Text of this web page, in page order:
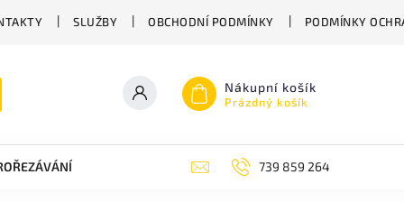
SLUŽBY OBCHODNÍ PODMÍNKY PODMÍNKY
Nákupní košík
Prázdný košík
ZAHRADNÍ NŮŽKY ZAHRADNÍ NÁŘADÍ STIGA
739 859 264